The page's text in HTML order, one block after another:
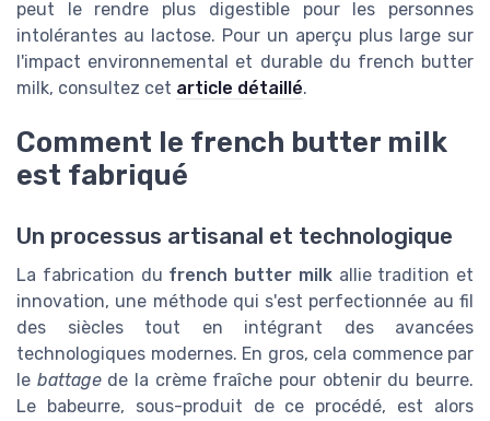
peut le rendre plus digestible pour les personnes
intolérantes au lactose. Pour un aperçu plus large sur
l'impact environnemental et durable du french butter
milk, consultez cet article détaillé.
Comment le french butter milk
est fabriqué
Un processus artisanal et technologique
La fabrication du french butter milkallie tradition et
innovation, une méthode qui s'est perfectionnée au fil
des siècles tout en intégrant des avancées
technologiques modernes. En gros, cela commence par
le battagede la crème fraîche pour obtenir du beurre.
Le babeurre, sous-produit de ce procédé, est alors